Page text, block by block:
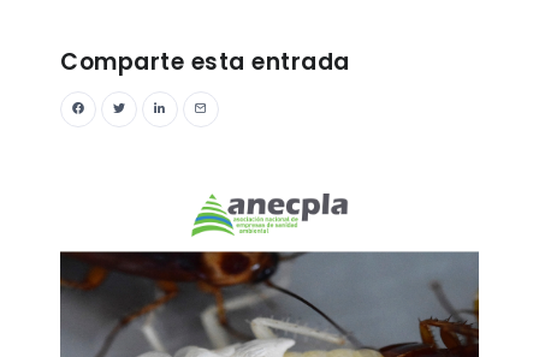
ÁREA DE ASOCIADOS
Comparte esta entrada